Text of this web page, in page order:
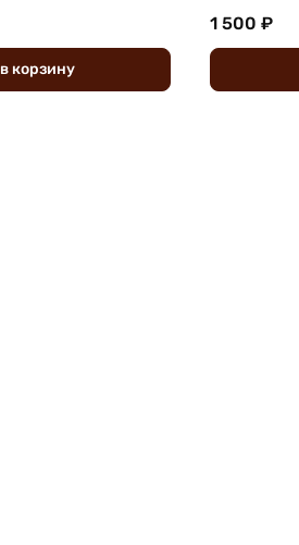
вкорзину
1 500 ₽